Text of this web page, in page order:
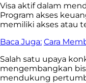
Visa aktif dalam
Program akses
memiliki akses atau
Baca Juga: Cara
Salah satu upaya
mengembangkan
mendukung